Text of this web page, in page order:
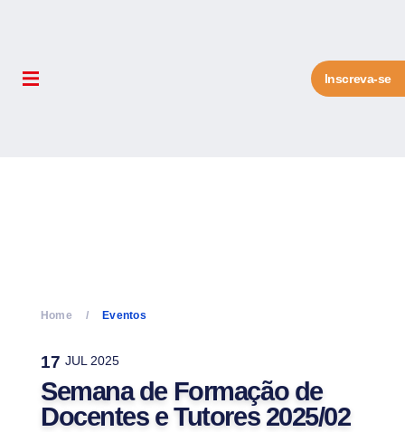
Inscreva-se
Home Eventos
17 JUL 2025
Semana de Formação de
Docentes e Tutores 2025/02